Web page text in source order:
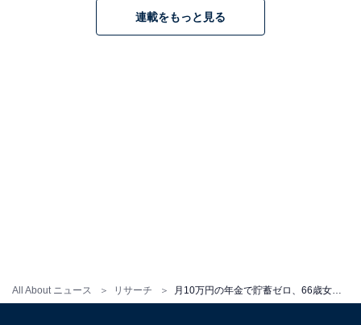
All About ニュース リサーチ
「15年ほど前に早期退職をしてからは、貯蓄を切り崩し
て生活してきましたが、新型コロナウイルスのまん延や
現役時代の後悔について伺うと「毎日子育てと働くこと
連載をもっと見る